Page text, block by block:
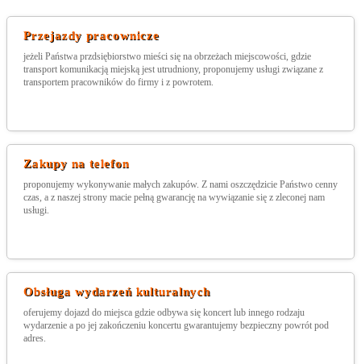
Przejazdy pracownicze
jeżeli Państwa przdsiębiorstwo mieści się na obrzeżach miejscowości, gdzie
transport komunikacją miejską jest utrudniony, proponujemy usługi związane z
transportem pracowników do firmy i z powrotem.
Zakupy na telefon
proponujemy wykonywanie małych zakupów. Z nami oszczędzicie Państwo cenny
czas, a z naszej strony macie pełną gwarancję na wywiązanie się z zleconej nam
usługi.
Obsługa wydarzeń kulturalnych
oferujemy dojazd do miejsca gdzie odbywa się koncert lub innego rodzaju
wydarzenie a po jej zakończeniu koncertu gwarantujemy bezpieczny powrót pod
adres.